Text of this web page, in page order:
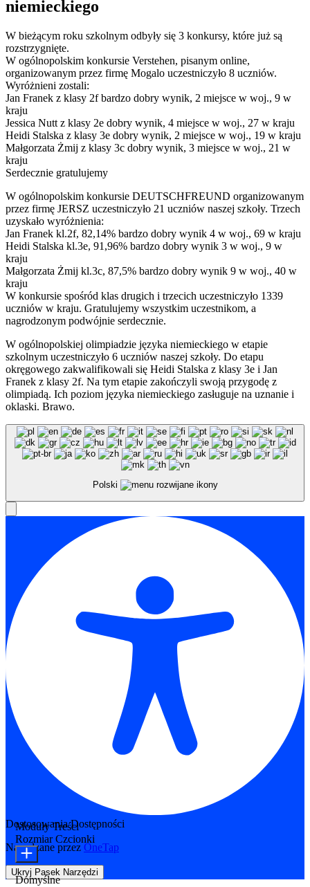
niemieckiego
W bieżącym roku szkolnym odbyły się 3 konkursy, które już są
rozstrzygnięte.
W ogólnopolskim konkursie Verstehen, pisanym online,
organizowanym przez firmę Mogalo uczestniczyło 8 uczniów.
Wyróżnieni zostali:
Jan Franek z klasy 2f bardzo dobry wynik, 2 miejsce w woj., 9 w
kraju
Jessica Nutt z klasy 2e dobry wynik, 4 miejsce w woj., 27 w kraju
Heidi Stalska z klasy 3e dobry wynik, 2 miejsce w woj., 19 w kraju
Małgorzata Żmij z klasy 3c dobry wynik, 3 miejsce w woj., 21 w
kraju
Serdecznie gratulujemy
W ogólnopolskim konkursie DEUTSCHFREUND organizowanym
przez firmę JERSZ uczestniczyło 21 uczniów naszej szkoły. Trzech
uzyskało wyróżnienia:
Jan Franek kl.2f, 82,14% bardzo dobry wynik 4 w woj., 69 w kraju
Heidi Stalska kl.3e, 91,96% bardzo dobry wynik 3 w woj., 9 w
kraju
Małgorzata Żmij kl.3c, 87,5% bardzo dobry wynik 9 w woj., 40 w
kraju
W konkursie spośród klas drugich i trzecich uczestniczyło 1339
uczniów w kraju. Gratulujemy wszystkim uczestnikom, a
nagrodzonym podwójnie serdecznie.
W ogólnopolskiej olimpiadzie języka niemieckiego w etapie
szkolnym uczestniczyło 6 uczniów naszej szkoły. Do etapu
okręgowego zakwalifikowali się Heidi Stalska z klasy 3e i Jan
Franek z klasy 2f. Na tym etapie zakończyli swoją przygodę z
olimpiadą. Ich poziom języka niemieckiego zasługuje na uznanie i
oklaski. Brawo.
Polski
Dostosowania Dostępności
Napędzane przez OneTap
Ukryj Pasek Narzędzi
Moduły Treści
Rozmiar Czcionki
Domyślne